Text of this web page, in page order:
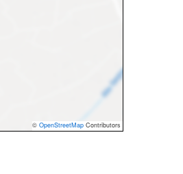
© OpenStreetMap Contributors